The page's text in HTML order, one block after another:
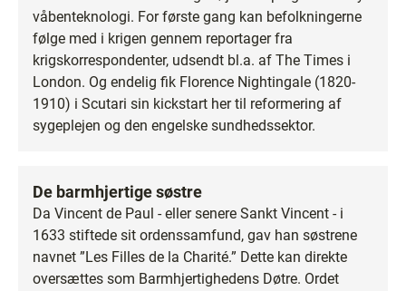
våbenteknologi. For første gang kan befolkningerne
følge med i krigen gennem reportager fra
krigskorrespondenter, udsendt bl.a. af The Times i
London. Og endelig fik Florence Nightingale (1820-
1910) i Scutari sin kickstart her til reformering af
sygeplejen og den engelske sundhedssektor.
De barmhjertige søstre
Da Vincent de Paul - eller senere Sankt Vincent - i
1633 stiftede sit ordenssamfund, gav han søstrene
navnet ”Les Filles de la Charité.” Dette kan direkte
oversættes som Barmhjertighedens Døtre. Ordet